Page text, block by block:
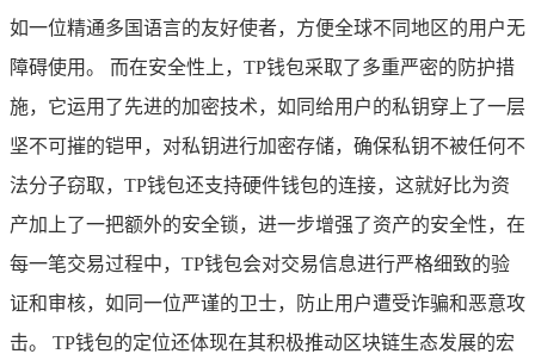
如一位精通多国语言的友好使者，方便全球不同地区的用户无
障碍使用。 而在安全性上，TP钱包采取了多重严密的防护措
施，它运用了先进的加密技术，如同给用户的私钥穿上了一层
坚不可摧的铠甲，对私钥进行加密存储，确保私钥不被任何不
法分子窃取，TP钱包还支持硬件钱包的连接，这就好比为资
产加上了一把额外的安全锁，进一步增强了资产的安全性，在
每一笔交易过程中，TP钱包会对交易信息进行严格细致的验
证和审核，如同一位严谨的卫士，防止用户遭受诈骗和恶意攻
击。 TP钱包的定位还体现在其积极推动区块链生态发展的宏